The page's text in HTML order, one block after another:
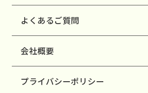
よくあるご質問
会社概要
プライバシーポリシー